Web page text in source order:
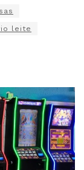
leite